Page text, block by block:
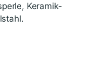
Keramik-